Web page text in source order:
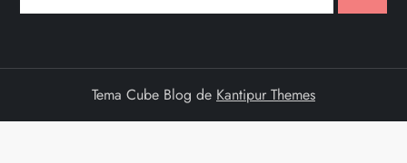
Tema Cube Blog de Kantipur Themes